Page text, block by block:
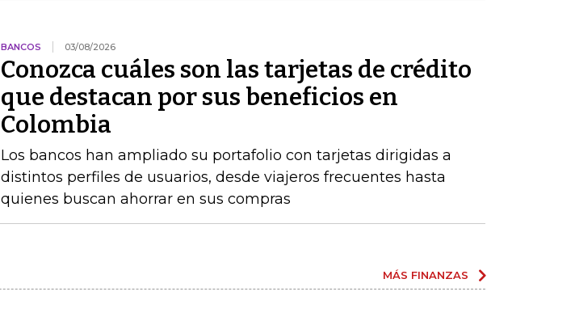
BANCOS 03/08/2026
Conozca cuáles son las tarjetas de crédito
que destacan por sus beneficios en
Colombia
Los bancos han ampliado su portafolio con tarjetas dirigidas a
distintos perfiles de usuarios, desde viajeros frecuentes hasta
quienes buscan ahorrar en sus compras
MÁS FINANZAS